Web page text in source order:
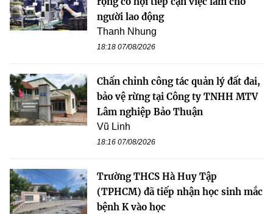
người lao động
Thanh Nhung
18:18 07/08/2026
Chấn chỉnh công tác quản lý đất đai,
bảo vệ rừng tại Công ty TNHH MTV
Lâm nghiệp Bảo Thuận
Vũ Linh
18:16 07/08/2026
Trường THCS Hà Huy Tập
(TPHCM) đã tiếp nhận học sinh mắc
bệnh K vào học